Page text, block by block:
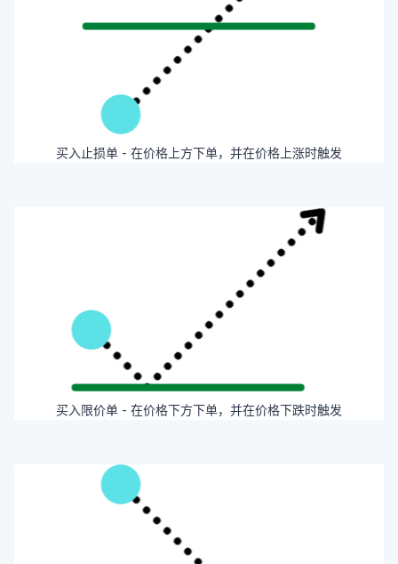
买入止损单 - 在价格上方下单，并在价格上涨时触发
买入限价单 - 在价格下方下单，并在价格下跌时触发